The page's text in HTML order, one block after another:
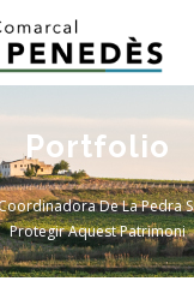
Portfolio
De La Pedra
Protegir Aquest Patrimoni